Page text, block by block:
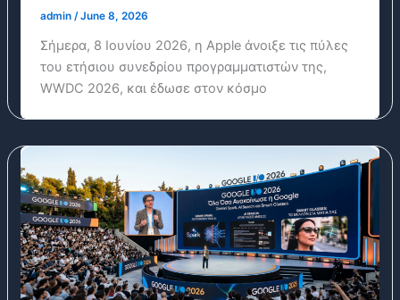
admin/June 8, 2026
Σήμερα, 8 Ιουνίου 2026, η Apple άνοιξε τις πύλες
του ετήσιου συνεδρίου προγραμματιστών της,
WWDC 2026, και έδωσε στον κόσμο